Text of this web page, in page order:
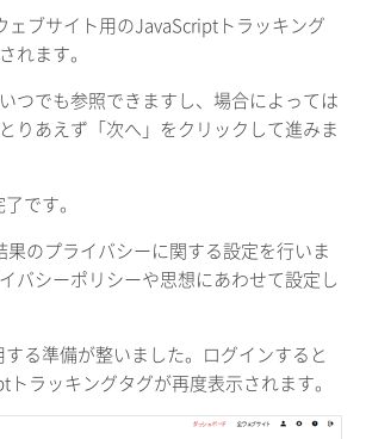
ェブサイト用のJavaScriptトラッキング
れます。
つでも参照できますし、場合によっては
りあえず「次へ」をクリックして進みま
です。
果のプライバシーに関する設定を行いま
バシーポリシーや思想にあわせて設定し
る準備が整いました。ログインすると
ラッキングタグが再度表示されます。